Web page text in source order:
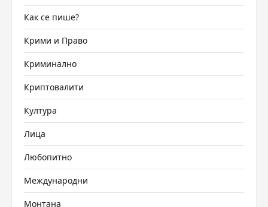
Как се пише?
Крими и Право
Криминално
Криптовалити
Култура
Лица
Любопитно
Международни
Монтана